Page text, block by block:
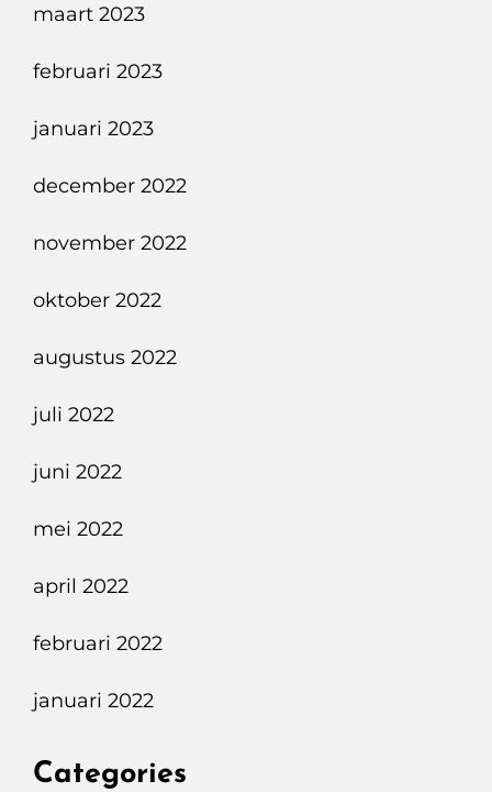
maart 2023
februari 2023
januari 2023
december 2022
november 2022
oktober 2022
augustus 2022
juli 2022
juni 2022
mei 2022
april 2022
februari 2022
januari 2022
Categories